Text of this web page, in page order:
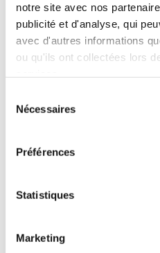
notre site avec nos
publicité et d'analyse, qui
avec d'autres informations
ou qu'ils ont collectées lors
Nécessaires
Préférences
Statistiques
Marketing
Fantasy
8€50